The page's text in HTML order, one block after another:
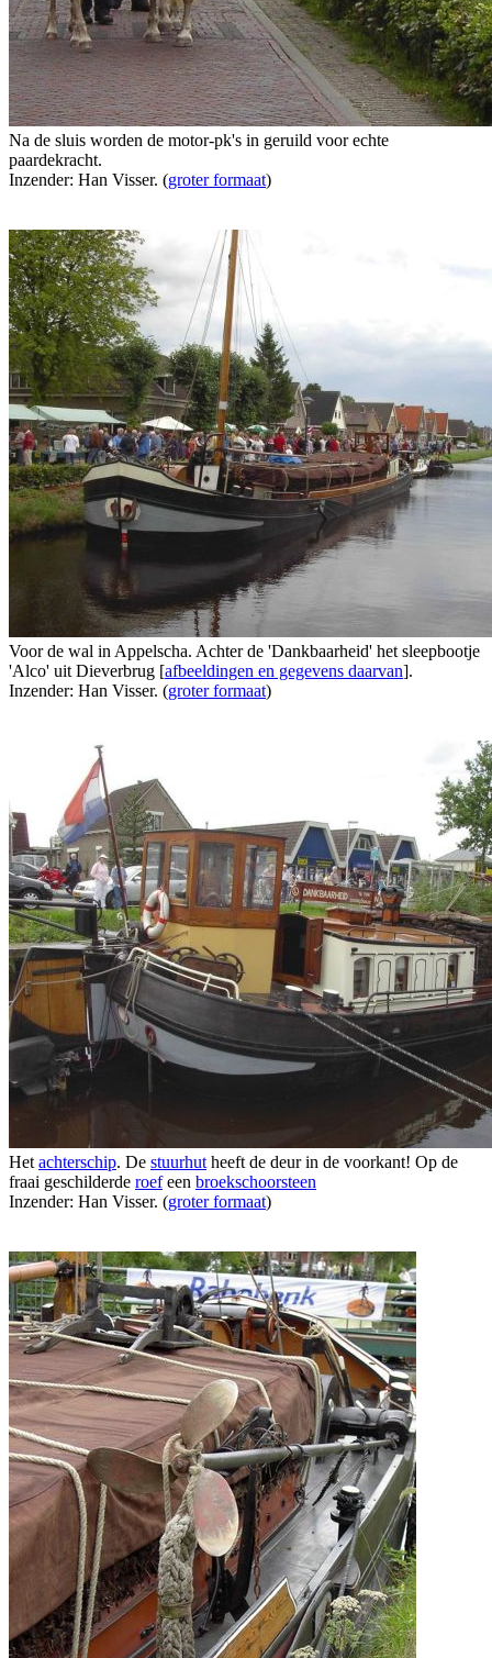
Na de sluis worden de motor-pk's in geruild voor echte
paardekracht.
Inzender: Han Visser. (groter formaat)
Voor de wal in Appelscha. Achter de 'Dankbaarheid' het sleepbootje
'Alco' uit Dieverbrug [afbeeldingen en gegevens daarvan].
Inzender: Han Visser. (groter formaat)
Het achterschip. De stuurhut heeft de deur in de voorkant! Op de
fraai geschilderde roefeen broekschoorsteen
Inzender: Han Visser. (groter formaat)